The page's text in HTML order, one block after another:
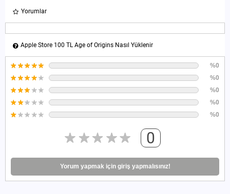
Yorumlar
Apple Store 100 TL Age of Origins Nasıl Yüklenir
%0
%0
%0
%0
%0
0
Yorum yapmak için giriş yapmalısınız!